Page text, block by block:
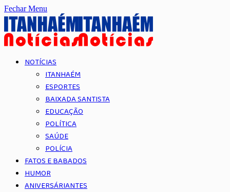
Fechar Menu
NOTÍCIAS
ITANHAÉM
ESPORTES
BAIXADA SANTISTA
EDUCAÇÃO
POLÍTICA
SAÚDE
POLÍCIA
FATOS E BABADOS
HUMOR
ANIVERSÁRIANTES